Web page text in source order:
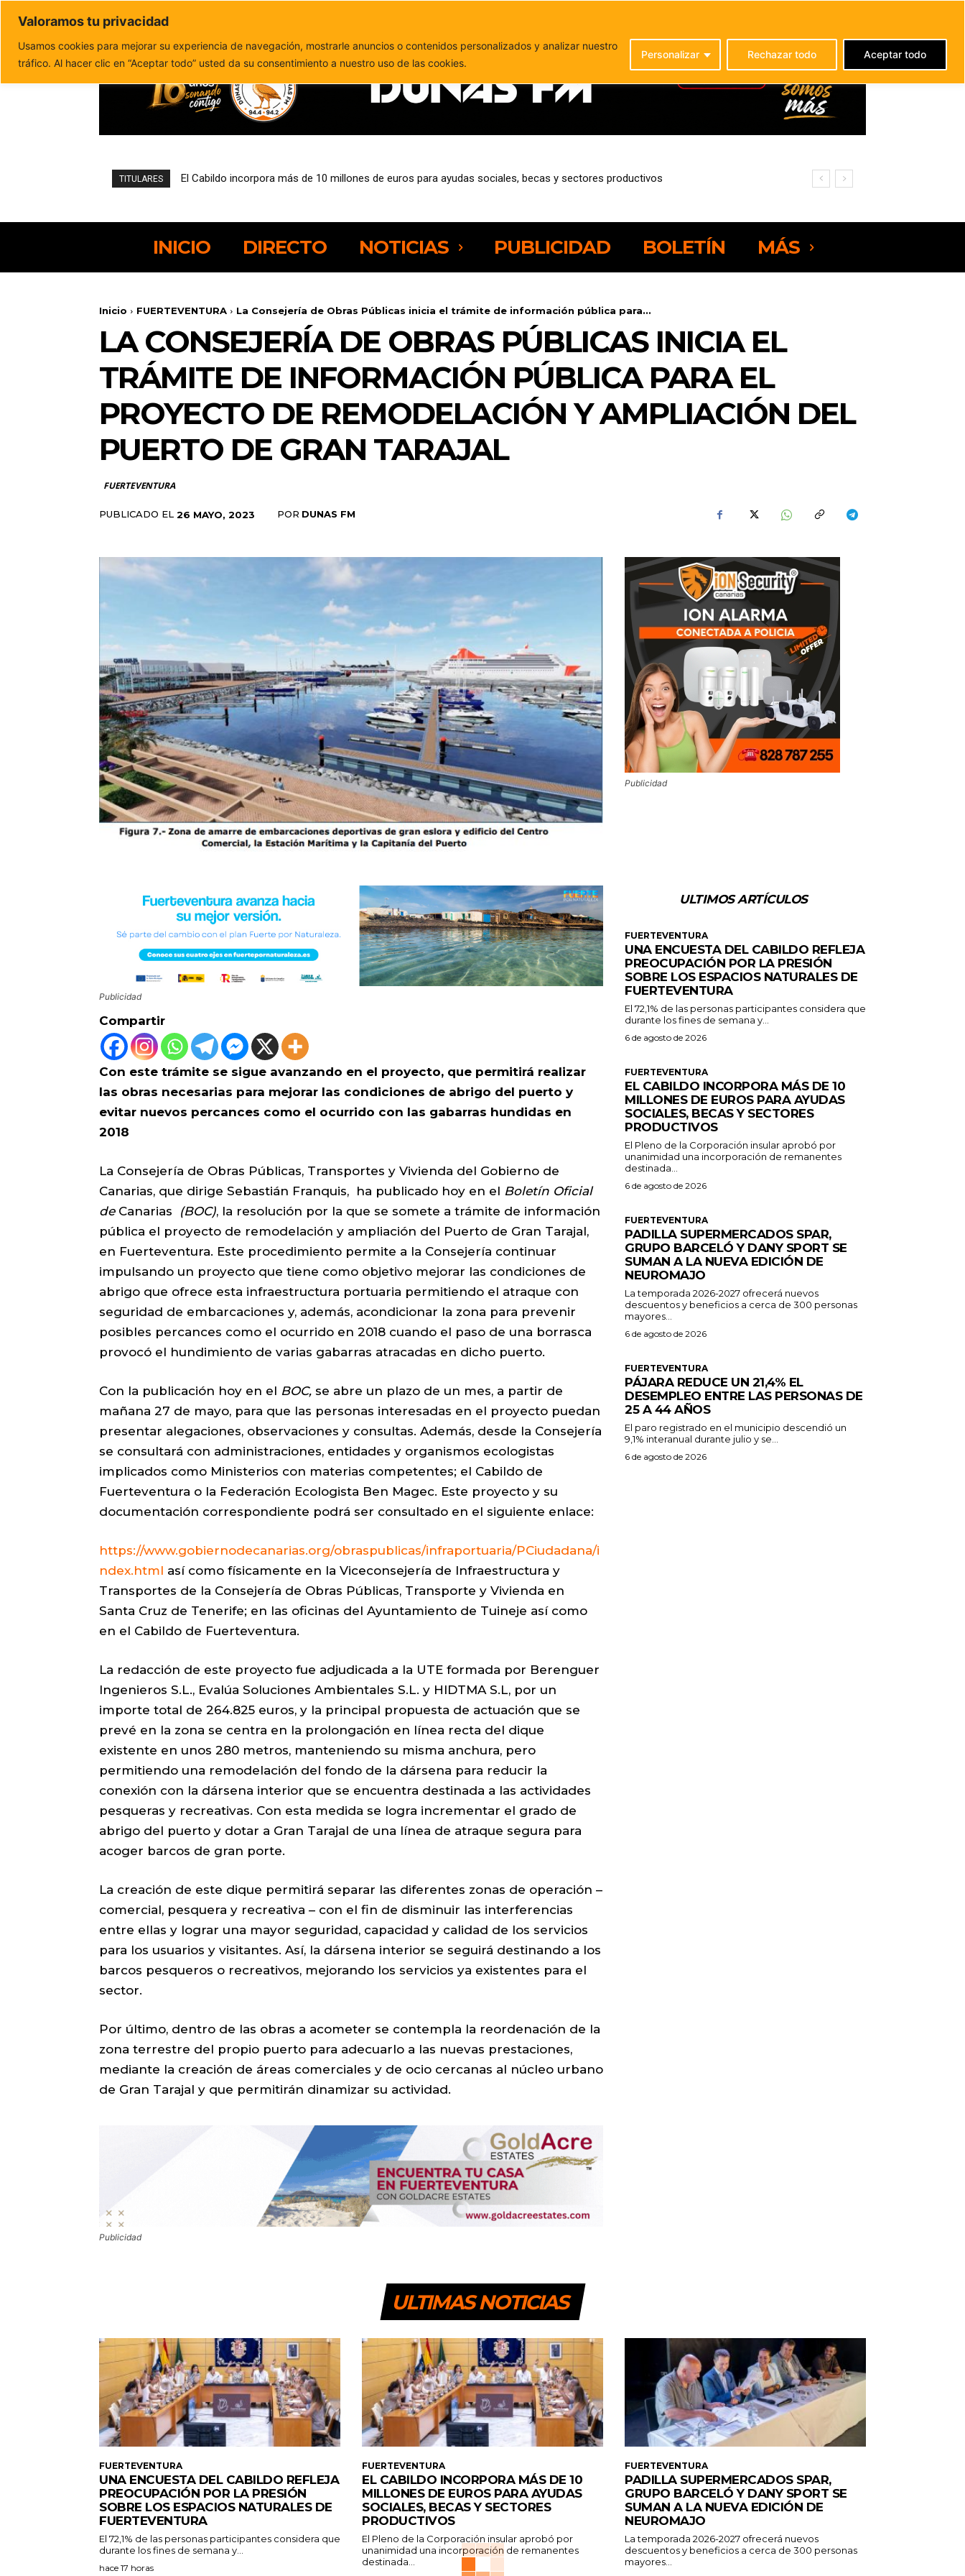
Valoramos tu privacidad
Usamos cookies para mejorar su experiencia de navegación, mostrarle anuncios o contenidos personalizados y analizar nuestro
tráfico. Al hacer clic en “Aceptar todo” usted da su consentimiento a nuestro uso de las cookies.
Personalizar Rechazar todo Aceptar todo
Política de privacidad
TITULARES El Cabildo incorpora más de 10 millones de euros para ayudas sociales, becas y sectores productivos
Padilla Supermercados Spar, Grupo Barceló y Dany Sport se suman a la nueva edición de Neuromajo
INICIO DIRECTO NOTICIAS PUBLICIDAD BOLETÍN MÁS
Inicio FUERTEVENTURA La Consejería de Obras Públicas inicia el trámite de información pública para...
LA CONSEJERÍA DE OBRAS PÚBLICAS INICIA EL
TRÁMITE DE INFORMACIÓN PÚBLICA PARA EL
PROYECTO DE REMODELACIÓN Y AMPLIACIÓN DEL
PUERTO DE GRAN TARAJAL
FUERTEVENTURA
PUBLICADO EL 26 MAYO, 2023 POR DUNAS FM
Publicidad
Publicidad
Compartir
Con este trámite se sigue avanzando en el proyecto, que permitirá realizar
las obras necesarias para mejorar las condiciones de abrigo del puerto y
evitar nuevos percances como el ocurrido con las gabarras hundidas en
2018
La Consejería de Obras Públicas, Transportes y Vivienda del Gobierno de
Canarias, que dirige Sebastián Franquis, ha publicado hoy en el Boletín Oficial
de Canarias (BOC), la resolución por la que se somete a trámite de información
pública el proyecto de remodelación y ampliación del Puerto de Gran Tarajal,
en Fuerteventura. Este procedimiento permite a la Consejería continuar
impulsando un proyecto que tiene como objetivo mejorar las condiciones de
abrigo que ofrece esta infraestructura portuaria permitiendo el atraque con
seguridad de embarcaciones y, además, acondicionar la zona para prevenir
posibles percances como el ocurrido en 2018 cuando el paso de una borrasca
provocó el hundimiento de varias gabarras atracadas en dicho puerto.
Con la publicación hoy en el BOC, se abre un plazo de un mes, a partir de
mañana 27 de mayo, para que las personas interesadas en el proyecto puedan
presentar alegaciones, observaciones y consultas. Además, desde la Consejería
se consultará con administraciones, entidades y organismos ecologistas
implicados como Ministerios con materias competentes; el Cabildo de
Fuerteventura o la Federación Ecologista Ben Magec. Este proyecto y su
documentación correspondiente podrá ser consultado en el siguiente enlace:
https://www.gobiernodecanarias.org/obraspublicas/infraportuaria/PCiudadana/i
ndex.html así como físicamente en la Viceconsejería de Infraestructura y
Transportes de la Consejería de Obras Públicas, Transporte y Vivienda en
Santa Cruz de Tenerife; en las oficinas del Ayuntamiento de Tuineje así como
en el Cabildo de Fuerteventura.
La redacción de este proyecto fue adjudicada a la UTE formada por Berenguer
Ingenieros S.L., Evalúa Soluciones Ambientales S.L. y HIDTMA S.L, por un
importe total de 264.825 euros, y la principal propuesta de actuación que se
prevé en la zona se centra en la prolongación en línea recta del dique
existente en unos 280 metros, manteniendo su misma anchura, pero
permitiendo una remodelación del fondo de la dársena para reducir la
conexión con la dársena interior que se encuentra destinada a las actividades
pesqueras y recreativas. Con esta medida se logra incrementar el grado de
abrigo del puerto y dotar a Gran Tarajal de una línea de atraque segura para
acoger barcos de gran porte.
La creación de este dique permitirá separar las diferentes zonas de operación –
comercial, pesquera y recreativa – con el fin de disminuir las interferencias
entre ellas y lograr una mayor seguridad, capacidad y calidad de los servicios
para los usuarios y visitantes. Así, la dársena interior se seguirá destinando a los
barcos pesqueros o recreativos, mejorando los servicios ya existentes para el
sector.
Por último, dentro de las obras a acometer se contempla la reordenación de la
zona terrestre del propio puerto para adecuarlo a las nuevas prestaciones,
mediante la creación de áreas comerciales y de ocio cercanas al núcleo urbano
de Gran Tarajal y que permitirán dinamizar su actividad.
Publicidad
ULTIMOS ARTÍCULOS
FUERTEVENTURA
UNA ENCUESTA DEL CABILDO REFLEJA
PREOCUPACIÓN POR LA PRESIÓN
SOBRE LOS ESPACIOS NATURALES DE
FUERTEVENTURA
El 72,1% de las personas participantes considera que
durante los fines de semana y...
6 de agosto de 2026
FUERTEVENTURA
EL CABILDO INCORPORA MÁS DE 10
MILLONES DE EUROS PARA AYUDAS
SOCIALES, BECAS Y SECTORES
PRODUCTIVOS
El Pleno de la Corporación insular aprobó por
unanimidad una incorporación de remanentes
destinada...
6 de agosto de 2026
FUERTEVENTURA
PADILLA SUPERMERCADOS SPAR,
GRUPO BARCELÓ Y DANY SPORT SE
SUMAN A LA NUEVA EDICIÓN DE
NEUROMAJO
La temporada 2026-2027 ofrecerá nuevos
descuentos y beneficios a cerca de 300 personas
mayores...
6 de agosto de 2026
FUERTEVENTURA
PÁJARA REDUCE UN 21,4% EL
DESEMPLEO ENTRE LAS PERSONAS DE
25 A 44 AÑOS
El paro registrado en el municipio descendió un
9,1% interanual durante julio y se...
6 de agosto de 2026
ULTIMAS NOTICIAS
FUERTEVENTURA
UNA ENCUESTA DEL CABILDO REFLEJA
PREOCUPACIÓN POR LA PRESIÓN
SOBRE LOS ESPACIOS NATURALES DE
FUERTEVENTURA
El 72,1% de las personas participantes considera que
durante los fines de semana y...
hace 17 horas
FUERTEVENTURA
EL CABILDO INCORPORA MÁS DE 10
MILLONES DE EUROS PARA AYUDAS
SOCIALES, BECAS Y SECTORES
PRODUCTIVOS
El Pleno de la Corporación insular aprobó por
unanimidad una incorporación de remanentes
destinada...
FUERTEVENTURA
PADILLA SUPERMERCADOS SPAR,
GRUPO BARCELÓ Y DANY SPORT SE
SUMAN A LA NUEVA EDICIÓN DE
NEUROMAJO
La temporada 2026-2027 ofrecerá nuevos
descuentos y beneficios a cerca de 300 personas
mayores...